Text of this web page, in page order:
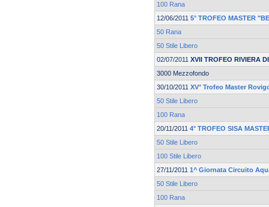
100 Rana
12/06/2011 5° TROFEO MASTER
50 Rana
50 Stile Libero
02/07/2011 XVII TROFEO RIVIERA
3000 Mezzofondo
30/10/2011 XV° Trofeo Master
50 Stile Libero
100 Rana
20/11/2011 4° TROFEO SISA
50 Stile Libero
100 Stile Libero
27/11/2011 1^ Giornata Circuito
50 Stile Libero
100 Rana